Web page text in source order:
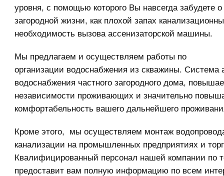
уровня, с помощью которого Вы навсегда забудете
загородной жизни, как плохой запах
необходимость вызова ассенизаторской машины.
Мы предлагаем и осуществляем работы по
организации водоснабжения из скважины. Система
водоснабжения частного загородного дома,
независимости проживающих и значительно
комфортабельность вашего дальнейшего
Кроме этого, мы осуществляем монтаж
канализации на промышленных предприятиях и
Квалифицированный персонал нашей компании по
предоставит вам полную информацию по всем